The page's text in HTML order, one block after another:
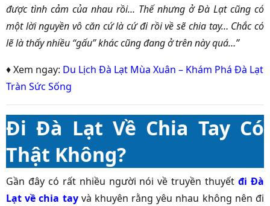
được tình cảm của nhau rồi… Thế nhưng ở Đà Lạt cũng có
một lời nguyền vô căn cứ là cứ đi rồi về sẽ chia tay… Chắc có
lẽ là thấy nhiều “gấu” khác cũng đang ở trên này quá…”
♦ Xem ngay: Du Lịch Đà Lạt Mùa Xuân – Khám Phá Đà Lạt
Tràn Sức Sống
Đi Đà Lạt Về Chia Tay Có
Thật Không?
Gần đây có rất nhiều người nói về truyền thuyếtđi Đà
Lạt về chia tayvà khuyên rằng yêu nhau không nên đi